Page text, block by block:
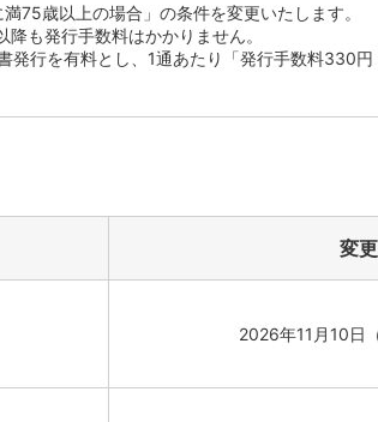
75歳以上の場合」の条件を変更いたします。
も発行手数料はかかりません。
行を有料とし、1通あたり「発行手数料330円
変
2026年11月10日（